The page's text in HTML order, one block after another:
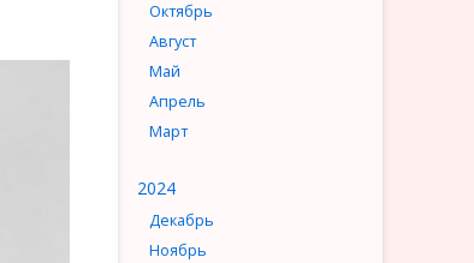
Октябрь
Август
Май
Апрель
Март
2024
Декабрь
Ноябрь